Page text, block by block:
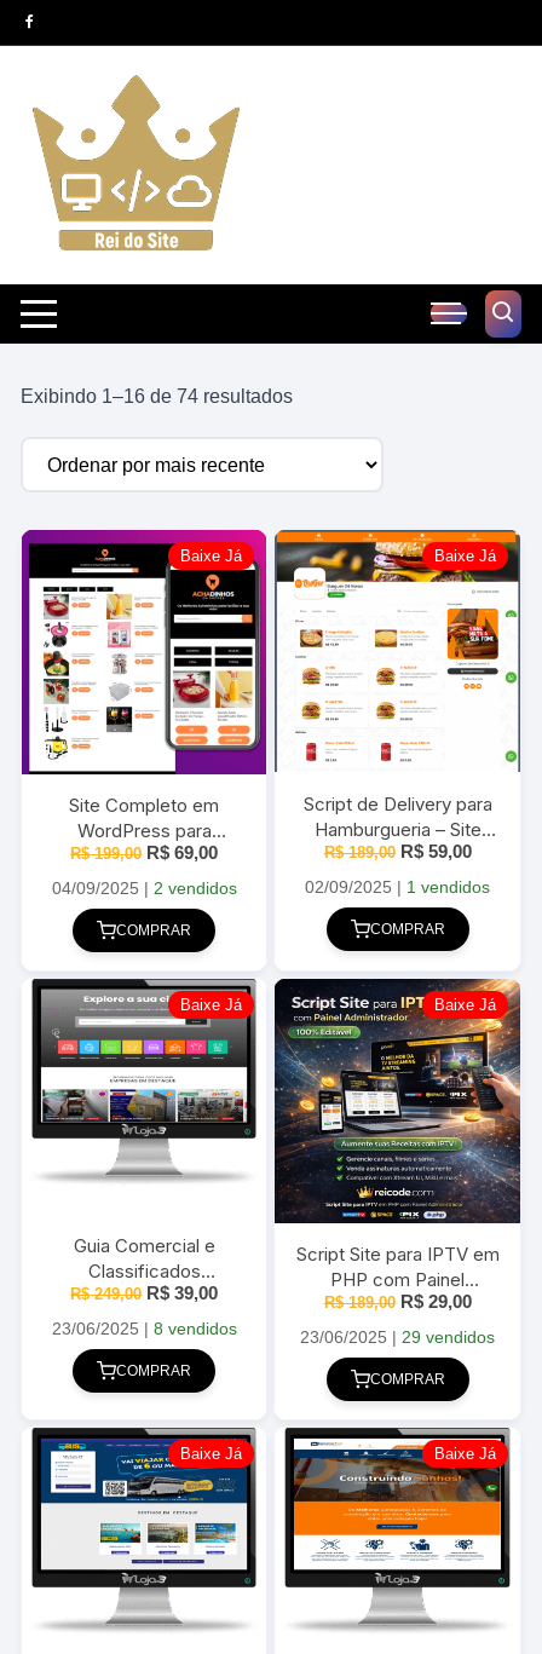
Pular
para
conteúdo
Exibindo 1–16 de 74 resultadosClassificado
Baixe Já
Site Completo em
WordPress para
Achadinhos da Shopee
2025
R$199,00 O
original
era:
R$ 199,00.
R$ 69,00O
atual
04/09/2025 | 2 vendidos
COMPRAR
Baixe Já
Script de Delivery para
Hamburgueria – Site
Completo em
WordPress 2025
R$189,00 O
original
era:
R$ 189,00.
R$59,00O
atual
02/09/2025 | 1 vendidos
COMPRAR
Baixe Já
Guia Comercial e
Classificados
WordPress Moderno
Atualizado 2025
R$249,00 O
original
era:
R$ 249,00.
R$ 39,00O
atual
23/06/2025 | 8 vendidos
COMPRAR
Baixe Já
Script Site para IPTV em
PHP com Painel
Administrador
R$189,00 O
original
era:
R$ 189,00.
R$29,00O
atual
23/06/2025 |29 vendidos
COMPRAR
Baixe Já Baixe Já